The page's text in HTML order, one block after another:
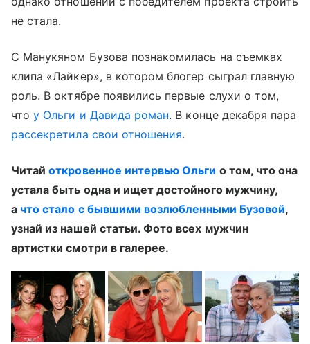
не стала.
С Манукяном Бузова познакомилась на съемках
клипа «Лайкер», в котором блогер сыграл главную
роль. В октябре появились первые слухи о том,
чтоу Ольги и Давида роман. В конце декабря пара
рассекретила свои отношения.
Читайоткровенное интервью Ольги о том, что она
устала быть одна и ищет достойного мужчину,
а что стало с бывшими возлюбленными Бузовой,
узнай из нашей статьи. Фото всех мужчин
артистки смотри в галерее.